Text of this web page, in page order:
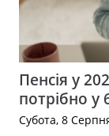
Пенсія у
потрібно у
Субота, 8